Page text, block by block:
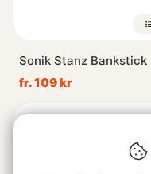
Sonik Stanz Bankstick
fr. 109 kr